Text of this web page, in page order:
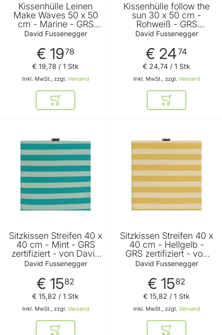
Kissenhülle Leinen
Make Waves 50 x 50
cm - Marine - GRS
zertifiziert - von David
David Fussenegger
€ 1978
Inkl. MwSt., zzgl. Versand
€ 19,78 / 1 Stk
In den Warenkorb
Kissenhülle follow the
sun 30 x 50 cm -
Rohweiß - GRS
zertifiziert - von David
David Fussenegger
€ 2474
Inkl. MwSt., zzgl. Versand
€ 24,74 / 1 Stk
In den
Sitzkissen Streifen 40 x
40 cm - Mint - GRS
zertifiziert - von David
Fussenegger
David Fussenegger
€ 1582
Inkl. MwSt., zzgl. Versand
€ 15,82 / 1 Stk
Sitzkissen Streifen 40 x
40 cm - Hellgelb -
GRS zertifiziert - von
David Fussenegger
David Fussenegger
€ 1582
Inkl. MwSt., zzgl. Versand
€ 15,82 / 1 Stk